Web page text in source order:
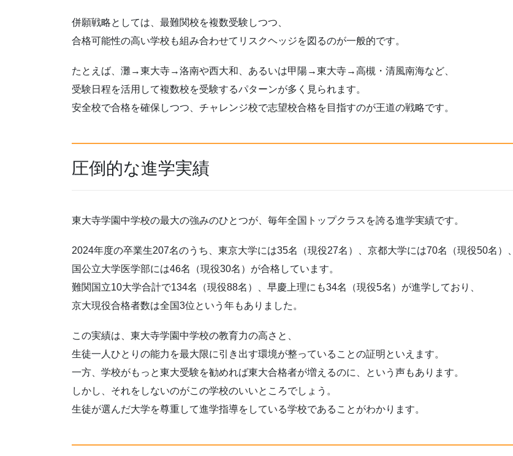
併願戦略としては、最難関校を複数受験しつつ、
合格可能性の高い学校も組み合わせてリスクヘッジを図るのが一般的です。
たとえば、灘→東大寺→洛南や西大和、あるいは甲陽→東大寺→高槻・清風南海など、
受験日程を活用して複数校を受験するパターンが多く見られます。
安全校で合格を確保しつつ、チャレンジ校で志望校合格を目指すのが王道の戦略です。
圧倒的な進学実績
東大寺学園中学校の最大の強みのひとつが、毎年全国トップクラスを誇る進学実績です。
2024年度の卒業生207名のうち、東京大学には35名（現役27名）、京都大学には70名（現役50名）、
国公立大学医学部には46名（現役30名）が合格しています。
難関国立10大学合計で134名（現役88名）、早慶上理にも34名（現役5名）が進学しており、
京大現役合格者数は全国3位という年もありました。
この実績は、東大寺学園中学校の教育力の高さと、
生徒一人ひとりの能力を最大限に引き出す環境が整っていることの証明といえます。
一方、学校がもっと東大受験を勧めれば東大合格者が増えるのに、という声もあります。
しかし、それをしないのがこの学校のいいところでしょう。
生徒が選んだ大学を尊重して進学指導をしている学校であることがわかります。